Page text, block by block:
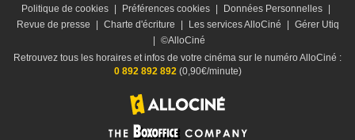
Politique de cookies
Préférences cookies Données Personnelles
Revue de presse
Charte d'écriture Les services AlloCiné
Gérer Utiq
©AlloCiné
Retrouvez tous les horaires et infos de votre cinéma sur le numéro AlloCiné :
0 892 892 892(0,90€/minute)